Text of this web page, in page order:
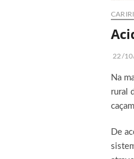
CARIRI
22/
Na
rural
De